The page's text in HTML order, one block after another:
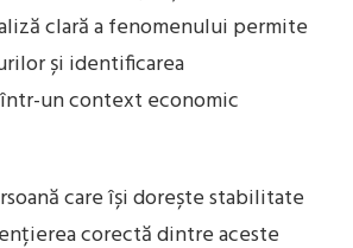
clară a fenomenului permite
și identificarea
un context economic
care își dorește stabilitate
corectă dintre aceste